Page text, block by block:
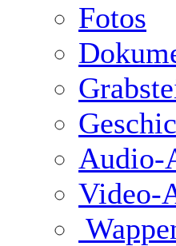
Fotos
Audio-
Video-